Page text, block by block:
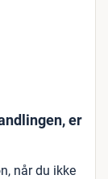
er
når du ikke